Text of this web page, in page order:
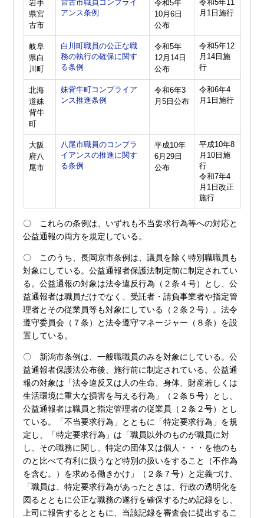
岩手
県宮
古市
宮古市職員コンプライ
アンス条例
令和5年
10月6日
公布
令和5年11
月1日施行
岐阜
県白
川町
白川町職員の公正な職
務の執行の確保に関す
る条例
令和5年
12月14日
公布
令和5年12
月14日施
行
北海
道妹
背牛
町
妹背牛町コンプライア
ンス推進条例
令和6年3
月5日公布
令和6年4
月1日施行
大阪
府八
尾市
八尾市職員のコンプラ
イアンスの推進に関す
る条例
平成10年
6月29日
公布
平成10年8
月10日施
行
令和7年4
月1日改正
施行
〇 これらの条例は、いずれも不当要求行為等への対応と
公益通報の両方を規定している。
〇 このうち、長岡京市条例は、議員を除く特別職職員も
対象にしている。公益通報者保護法制定前に制定されてい
る。公益通報の対象は法令違反行為（２条４号）とし、公
益通報者は職員だけでなく、受託者・請負事業者や指定管
理者とその従業員等も対象にしている（２条２号）。法令
遵守委員会（７条）と法令遵守マネージャー（８条）を設
置している。
〇 新潟市条例は、一般職職員のみを対象にしている。公
益通報者保護法公布後、施行前に制定されている。公益通
報の対象は「法令違反又は人の生命、身体、財産若しくは
生活環境に重大な損害を与える行為」（２条５号）とし、
公益通報者は職員と指定管理者の従業員（２条２号）とし
ている。「不当要求行為」とともに「特定要求行為」を規
定し、「特定要求行為」は「職員以外のものが職員に対
し、その職務に関し、特定の団体又は個人・・・を他のも
のと比べて有利に扱うなど特別の扱いをすること（不作為
を含む。）を求める働きかけ」（２条７号）と定義づけ、
「職員は、特定要求行為があったときは、行政の透明化を
図るとともに公正な職務の遂行を確保するため記録をし、
上司に報告するとともに、当該記録を審査会に提出するこ